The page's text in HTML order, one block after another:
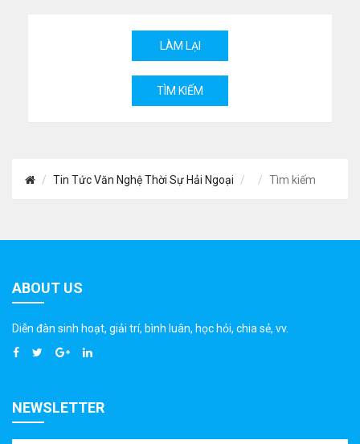
Tin Tức Văn Nghệ Thời Sự Hải Ngoại Tìm kiếm
ABOUT US
Diễn đàn sinh hoạt, giải trí, bình luân, học hỏi, chia sẻ, vv.
NEWSLETTER